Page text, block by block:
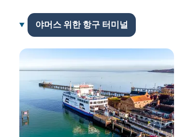
야머스 위한 항구 터미널